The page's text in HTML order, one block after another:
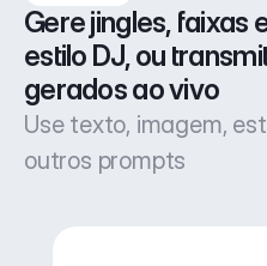
Gere jingles, faixas
estilo DJ, ou
gerados ao vivo
Use texto, imagem,
outros prompts